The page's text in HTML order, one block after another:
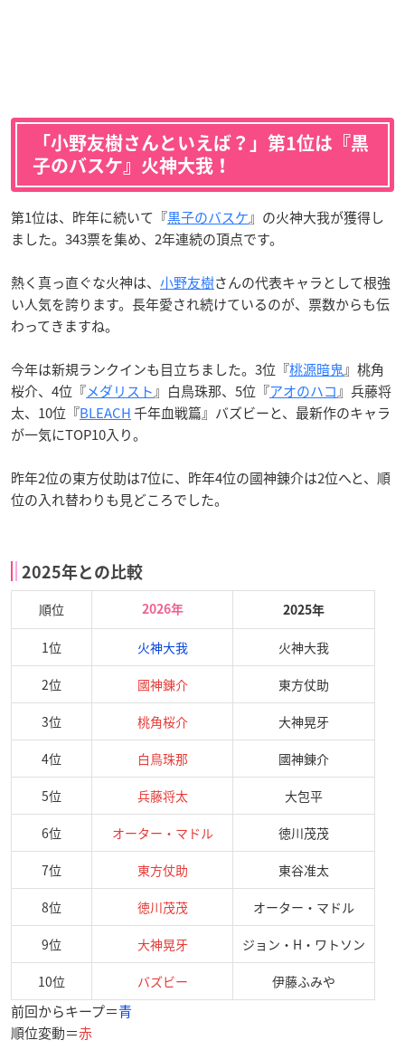
「小野友樹さんといえば？」第1位は『黒
子のバスケ』火神大我！
第1位は、昨年に続いて『黒子のバスケ』の火神大我が獲得し
ました。343票を集め、2年連続の頂点です。
熱く真っ直ぐな火神は、 小野友樹さんの代表キャラとして根強
い人気を誇ります。長年愛され続けているのが、票数からも伝
わってきますね。
今年は新規ランクインも目立ちました。3位『桃源暗鬼』桃角
桜介、4位『メダリスト』白鳥珠那、5位『アオのハコ』兵藤将
太、10位『BLEACH千年血戦篇』バズビーと、最新作のキャラ
が一気にTOP10入り。
昨年2位の東方仗助は7位に、昨年4位の國神錬介は2位へと、順
位の入れ替わりも見どころでした。
2025年との比較
順位 2026年 2025年
1位 火神大我 火神大我
2位 國神錬介 東方仗助
3位 桃角桜介 大神晃牙
4位 白鳥珠那 國神錬介
5位 兵藤将太 大包平
6位 オーター・マドル 徳川茂茂
7位 東方仗助 東谷准太
8位 徳川茂茂 オーター・マドル
9位 大神晃牙 ジョン・H・ワトソン
10位 バズビー 伊藤ふみや
前回からキープ＝青
順位変動＝赤